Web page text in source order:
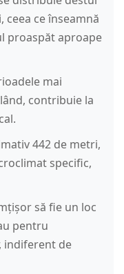
ce înseamnă
proaspăt aproape
mai
contribuie la
442 de metri,
specific,
să fie un loc
pentru
indiferent de